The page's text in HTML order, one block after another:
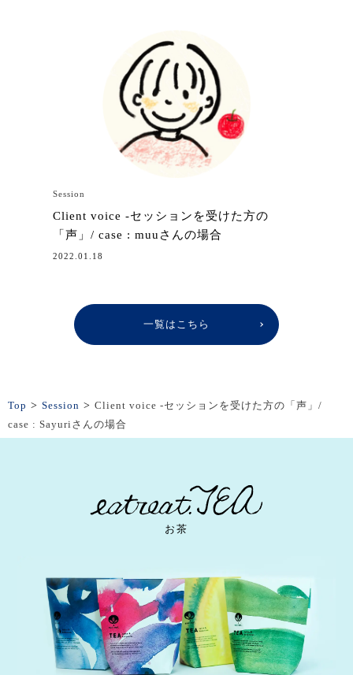
Session
Client voice -セッションを受けた方の
「声」/ case : muuさんの場合
2022.01.18
一覧はこちら
Top > Session > Client voice -セッションを受けた方の「声」/
case : Sayuriさんの場合
お茶